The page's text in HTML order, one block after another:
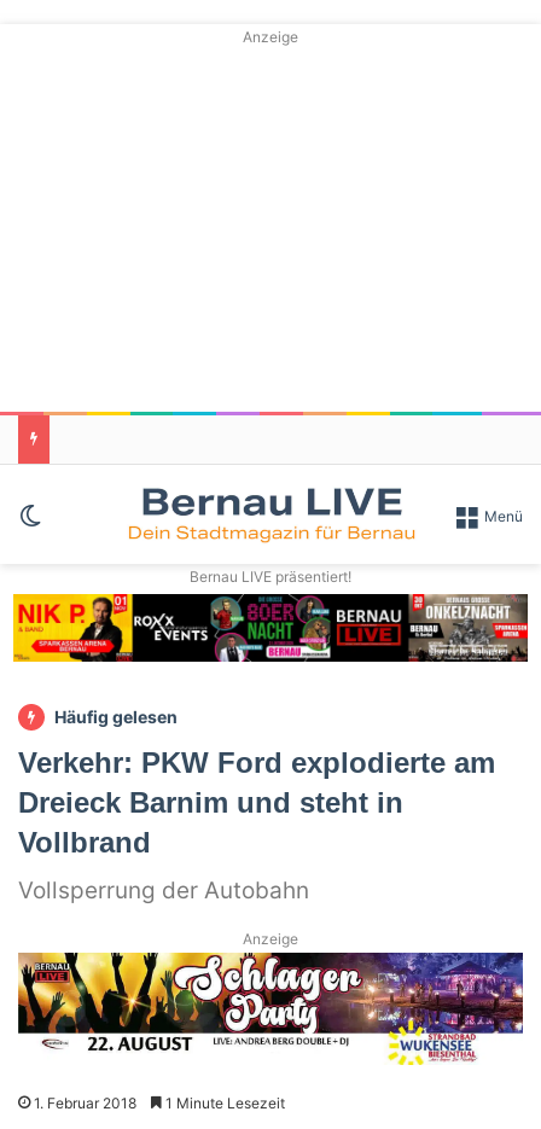
Anzeige
Skin umschalten Menü
Bernau LIVE präsentiert!
Häufig gelesen
Verkehr: PKW Ford explodierte am
Dreieck Barnim und steht in
Vollbrand
Vollsperrung der Autobahn
Anzeige
1. Februar 2018 1 Minute Lesezeit